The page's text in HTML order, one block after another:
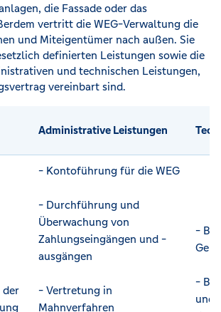
die Fassade oder das
vertritt die WEG-Verwaltung die
und Miteigentümer nach außen. Sie
definierten Leistungen sowie die
und technischen Leistungen,
vereinbart sind.
Administrative Leistungen
der
- Kontoführung für die WEG
- Durchführung und
Überwachung von
Zahlungseingängen und -
ausgängen
- Vertretung in
Mahnverfahren
-
-
und